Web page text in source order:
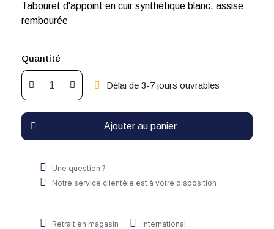
Tabouret d'appoint en cuir synthétique blanc, assise
rembourée
Quantité
Délai de 3-7 jours ouvrables
Ajouter au panier
Une question ?
Notre service clientèle est à votre disposition
Retrait en magasin
International